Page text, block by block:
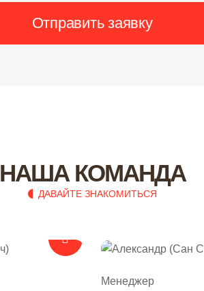
Отправить заявку
НАША КОМАНДА
ДАВАЙТЕ ЗНАКОМИТЬСЯ
Денис ремонтирует квартиры в городе Санкт-Петербург
Менеджер